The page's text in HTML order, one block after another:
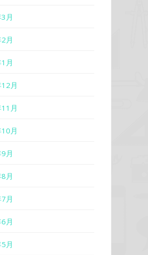
月
月
月
月
月
月
月
月
月
月
月